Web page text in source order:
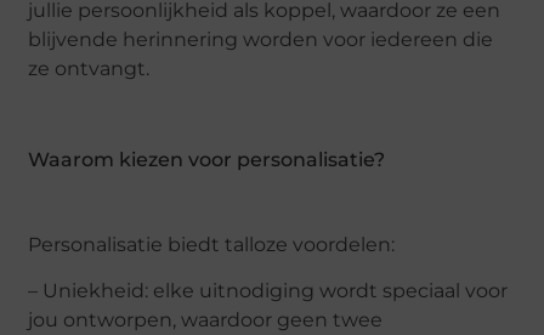
jullie persoonlijkheid als koppel, waardoor ze een
blijvende herinnering worden voor iedereen die
ze ontvangt.
Waarom kiezen voor personalisatie?
Personalisatie biedt talloze voordelen:
– Uniekheid: elke uitnodiging wordt speciaal voor
jou ontworpen, waardoor geen twee